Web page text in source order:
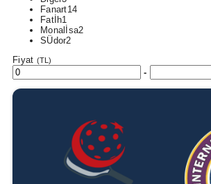
Fanart14
Fatİh1
Monalİsa2
SÜdor2
Fiyat (TL)
-